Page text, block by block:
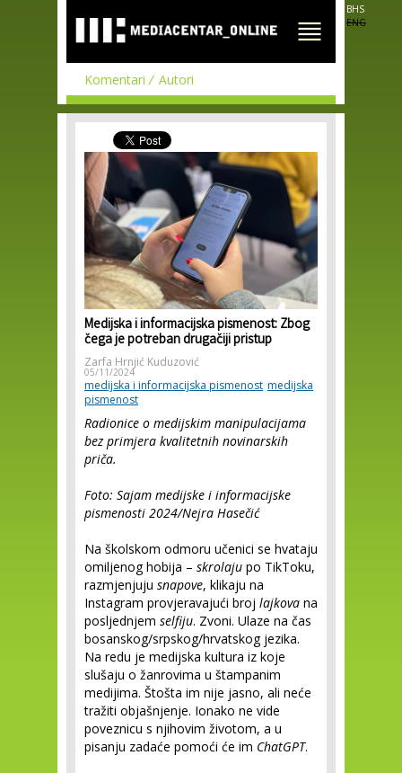
main
content
BHS
ENG
Komentari Autori
Medijska i informacijska pismenost: Zbog
čega je potreban drugačiji pristup
Zarfa Hrnjić Kuduzović
05/11/2024
medijska i informacijska pismenost medijska
pismenost
Radionice o medijskim manipulacijama
bez primjera kvalitetnih novinarskih
priča.
Foto: Sajam medijske i informacijske
pismenosti 2024/Nejra Hasečić
Na školskom odmoru učenici se hvataju
omiljenog hobija – skrolaju po TikToku,
razmjenjuju snapove, klikaju na
Instagram provjeravajući broj lajkova na
posljednjem selfiju. Zvoni. Ulaze na čas
bosanskog/srpskog/hrvatskog jezika.
Na redu je medijska kultura iz koje
slušaju o žanrovima u štampanim
medijima. Štošta im nije jasno, ali neće
tražiti objašnjenje. Ionako ne vide
poveznicu s njihovim životom, a u
pisanju zadaće pomoći će im ChatGPT.